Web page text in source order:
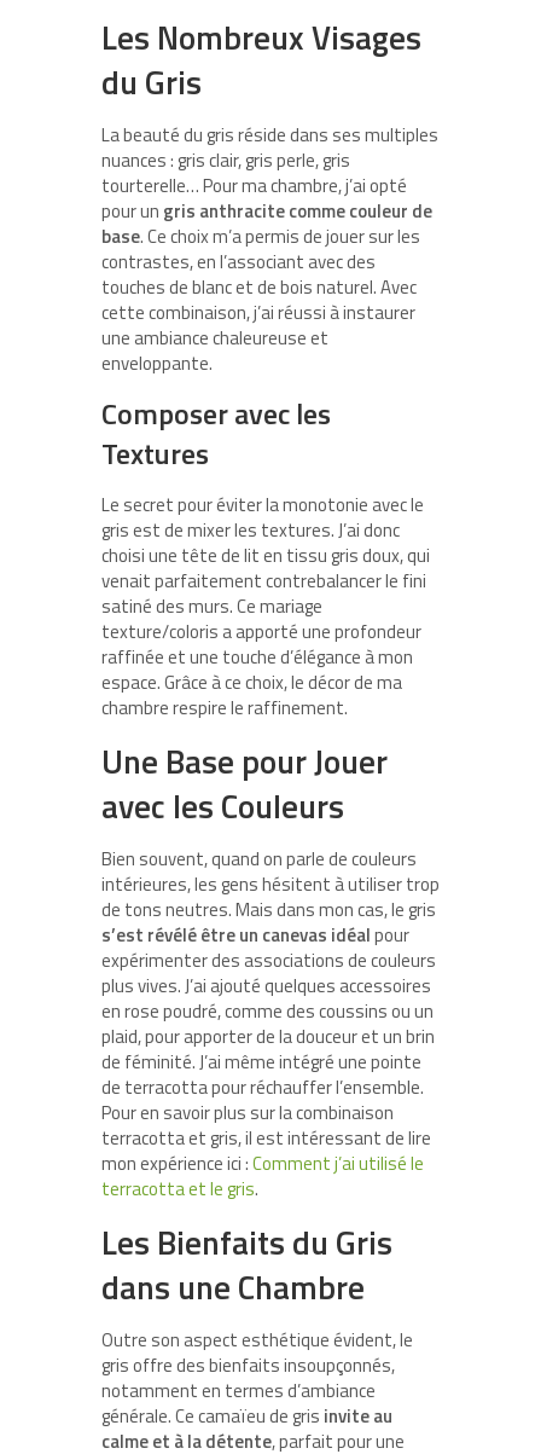
Les Nombreux Visages
du Gris
La beauté du gris réside dans ses multiples
nuances : gris clair, gris perle, gris
tourterelle… Pour ma chambre, j’ai opté
pour un gris anthracite comme couleur de
base. Ce choix m’a permis de jouer sur les
contrastes, en l’associant avec des
touches de blanc et de bois naturel. Avec
cette combinaison, j’ai réussi à instaurer
une ambiance chaleureuse et
enveloppante.
Composer avec les
Textures
Le secret pour éviter la monotonie avec le
gris est de mixer les textures. J’ai donc
choisi une tête de lit en tissu gris doux, qui
venait parfaitement contrebalancer le fini
satiné des murs. Ce mariage
texture/coloris a apporté une profondeur
raffinée et une touche d’élégance à mon
espace. Grâce à ce choix, le décor de ma
chambre respire le raffinement.
Une Base pour Jouer
avec les Couleurs
Bien souvent, quand on parle de couleurs
intérieures, les gens hésitent à utiliser trop
de tons neutres. Mais dans mon cas, le gris
s’est révélé être un canevas idéalpour
expérimenter des associations de couleurs
plus vives. J’ai ajouté quelques accessoires
en rose poudré, comme des coussins ou un
plaid, pour apporter de la douceur et un brin
de féminité. J’ai même intégré une pointe
de terracotta pour réchauffer l’ensemble.
Pour en savoir plus sur la combinaison
terracotta et gris, il est intéressant de lire
mon expérience ici :Comment j’ai utilisé le
terracotta et le gris.
Les Bienfaits du Gris
dans une Chambre
Outre son aspect esthétique évident, le
gris offre des bienfaits insoupçonnés,
notamment en termes d’ambiance
générale. Ce camaïeu de gris invite au
calme et à la détente, parfait pour une